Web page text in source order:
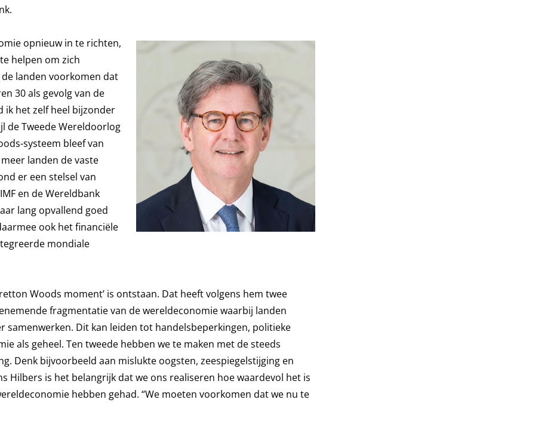
opnieuw in te richten,
helpen om zich
landen voorkomen dat
30 als gevolg van de
ik het zelf heel bijzonder
de Tweede Wereldoorlog
systeem bleef van
landen de vaste
er een stelsel van
en de Wereldbank
lang opvallend goed
ook het financiële
mondiale
Woods moment’ is ontstaan. Dat heeft volgens hem twee
fragmentatie van de wereldeconomie waarbij landen
Dit kan leiden tot handelsbeperkingen, politieke
als geheel. Ten tweede hebben we te maken met de steeds
Denk bijvoorbeeld aan mislukte oogsten, zeespiegelstijging en
Hilbers is het belangrijk dat we ons realiseren hoe waardevol het is
hebben gehad. “We moeten voorkomen dat we nu te